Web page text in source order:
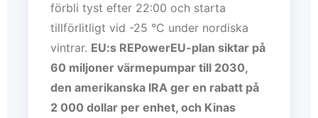
förbli tyst efter 22:00 och starta
tillförlitligt vid -25 °C under nordiska
vintrar. EU:s REPowerEU-plan siktar på
60 miljoner värmepumpar till 2030,
den amerikanska IRA ger en rabatt på
2 000 dollar per enhet, och Kinas